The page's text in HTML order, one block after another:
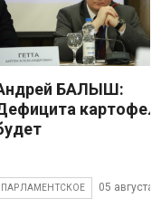
БАЛЫШ:
ПАРЛАМЕНТСКОЕ 05 августа